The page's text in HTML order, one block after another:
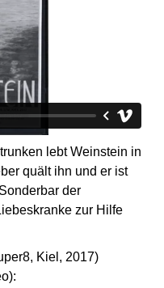
lebt Weinstein in
quält ihn und er ist
der
zur Hilfe
Kiel, 2017)